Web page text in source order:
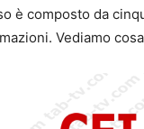
è composto da
Vediamo